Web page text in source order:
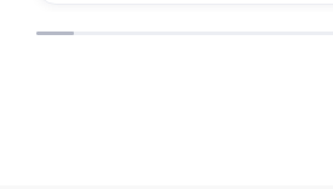
приятными. Однозначно буду